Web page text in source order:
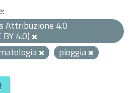
Attribuzione 4.0
4.0)
pioggia